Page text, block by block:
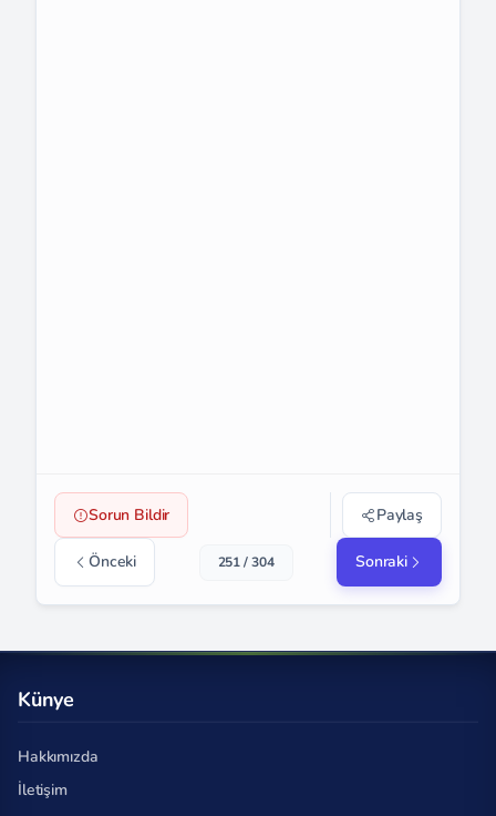
Sorun Bildir Paylaş
Önceki 251 / 304 Sonraki
Künye
Hakkımızda
İletişim